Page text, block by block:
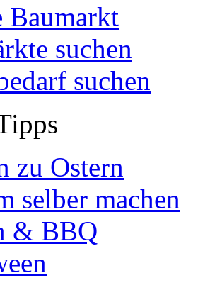
Baumarkt
suchen
suchen
zu Ostern
selber machen
& BBQ